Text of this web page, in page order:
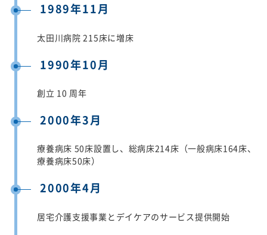
1989年11月
太田川病院 215床に増床
1990年10月
創立 10 周年
2000年3月
療養病床 50床設置し、総病床214床（一般病床164床、
療養病床50床）
2000年4月
居宅介護支援事業とデイケアのサービス提供開始